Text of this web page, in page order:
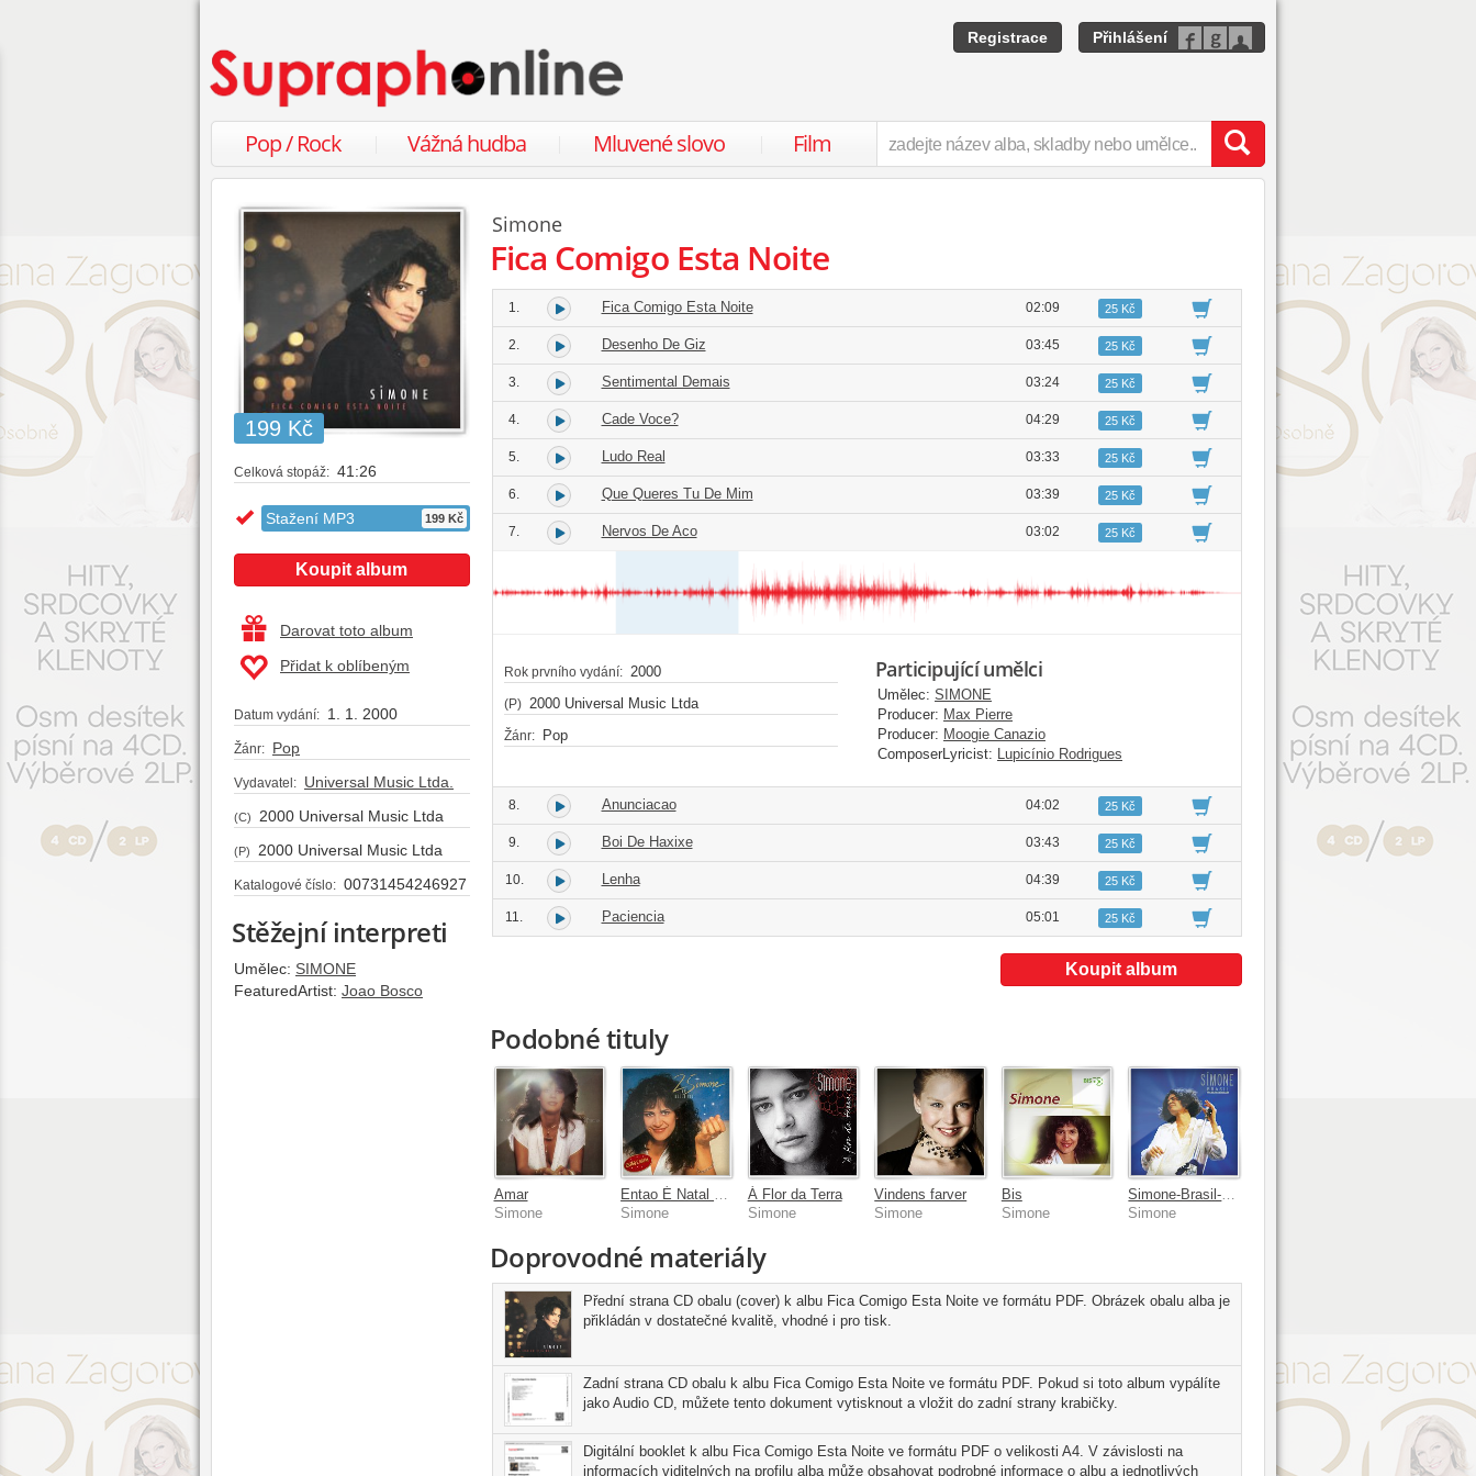
Registrace Přihlášení
Pop / Rock Vážná hudba Mluvené slovo Film
199 Kč
Celková stopáž: 41:26
Stažení MP3 199 Kč
Koupit album
Darovat toto album
Přidat k oblíbeným
Datum vydání: 1. 1. 2000
Žánr: Pop
Vydavatel: Universal Music Ltda.
(C) 2000 Universal Music Ltda
(P) 2000 Universal Music Ltda
Katalogové číslo: 00731454246927
Stěžejní interpreti
Umělec: SIMONE
FeaturedArtist: Joao Bosco
Simone
Fica Comigo Esta Noite
1. Fica Comigo Esta Noite 02:09 25 Kč
2. Desenho De Giz 03:45 25 Kč
3. Sentimental Demais 03:24 25 Kč
4. Cade Voce? 04:29 25 Kč
5. Ludo Real 03:33 25 Kč
6. Que Queres Tu De Mim 03:39 25 Kč
7. Nervos De Aco 03:02 25 Kč
Rok prvního vydání: 2000
(P) 2000 Universal Music Ltda
Žánr: Pop
Participující umělci
Umělec: SIMONE
Producer: Max Pierre
Producer: Moogie Canazio
ComposerLyricist:
Lupicínio Rodrigues
8. Anunciacao 04:02 25 Kč
9. Boi De Haxixe 03:43 25 Kč
10. Lenha 04:39 25 Kč
11. Paciencia 05:01 25 Kč
Koupit album
Podobné tituly
Amar
Simone
Simone
Á Flor da Terra
Simone
Vindens farver
Simone
Bis
Simone
Simone
Doprovodné materiály
Přední strana CD obalu (cover) k albu Fica Comigo Esta Noite ve formátu PDF. Obrázek obalu alba je
přikládán v dostatečné kvalitě, vhodné i pro tisk.
Zadní strana CD obalu k albu Fica Comigo Esta Noite ve formátu PDF. Pokud si toto album vypálíte
jako Audio CD, můžete tento dokument vytisknout a vložit do zadní strany krabičky.
Digitální booklet k albu Fica Comigo Esta Noite ve formátu PDF o velikosti A4. V závislosti na
informacích viditelných na profilu alba může obsahovat podrobné informace o albu a jednotlivých